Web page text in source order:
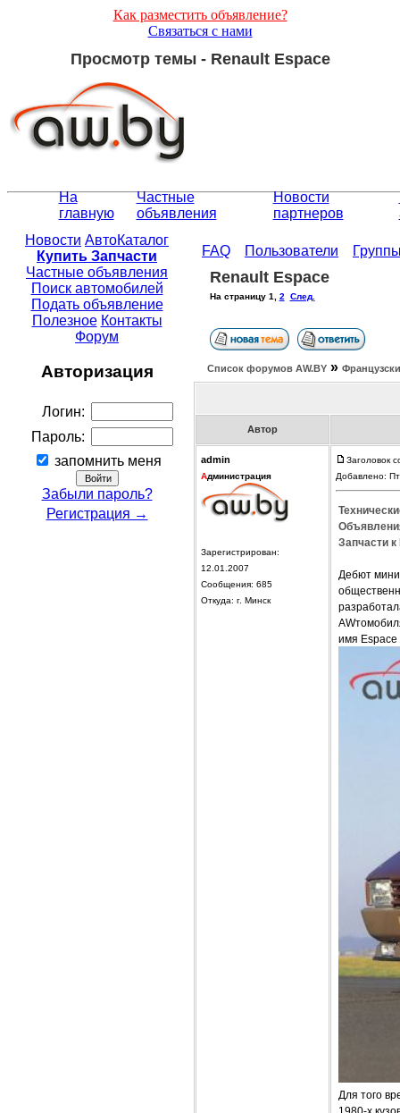
Как разместить объявление?
Связаться с нами
Просмотр темы - Renault Espace
На
главную
Частные
объявления
Новости
партнеров
Новости АвтоКаталог
Купить Запчасти
Частные объявления
Поиск автомобилей
Подать объявление
Полезное Контакты
Форум
Авторизация
Логин:
Пароль:
запомнить меня
Забыли пароль?
Регистрация →
FAQ Пользователи
Renault Espace
На страницу 1 2 След.
Список форумов АW.BY »
Автор
admin
Администрация
Зарегистрирован:
12.01.2007
Сообщения: 685
Откуда: г. Минск
Заголовок
Добавлено:
Запчасти
Дебют
имя Espace
Для того